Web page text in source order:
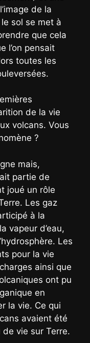
de la
sol se met à
que cela
l’on pensait
toutes les
de la vie
volcans. Vous
?
mais,
partie de
joué un rôle
Les gaz
à la
vapeur d’eau,
Les
pour la vie
ainsi que
ont pu
en
la vie. Ce qui
avaient été
de vie sur Terre.